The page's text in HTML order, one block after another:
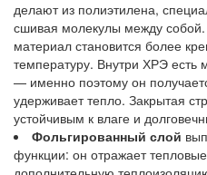
делают из полиэтилена,
сшивая молекулы между собой.
материал становится более
температуру. Внутри ХРЭ есть
— именно поэтому он
удерживает тепло. Закрытая
устойчивым к влаге и
Фольгированный слой
функции: он отражает